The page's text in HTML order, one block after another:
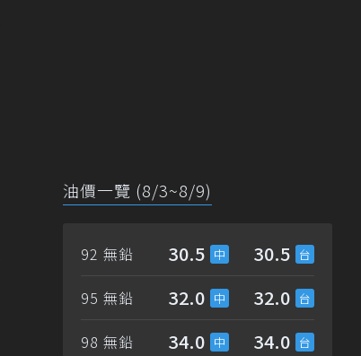
油價一覽 (8/3~8/9)
92 無鉛 30.5 30.5
95 無鉛 32.0 32.0
98 無鉛 34.0 34.0